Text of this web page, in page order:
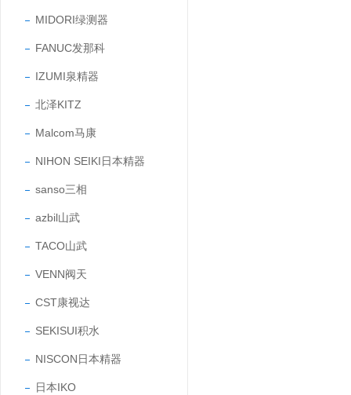
MIDORI绿测器
FANUC发那科
IZUMI泉精器
北泽KITZ
Malcom马康
NIHON SEIKI日本精器
sanso三相
azbil山武
TACO山武
VENN阀天
CST康视达
SEKISUI积水
NISCON日本精器
日本IKO